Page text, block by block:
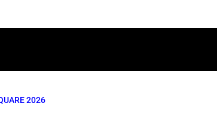
2026